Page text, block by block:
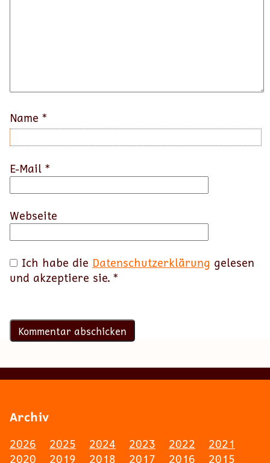
Name *
E-Mail *
Webseite
Ich habe die Datenschutzerklärung gelesen
und akzeptiere sie. *
Archiv
2026 2025 2024 2023 2022
2021
2020
2019 2018 2017 2016 2015